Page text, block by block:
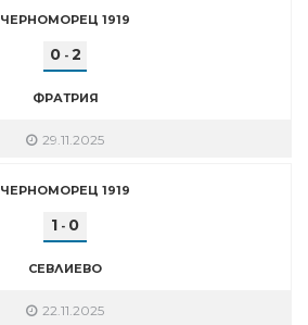
ЧЕРНОМОРЕЦ 1919
0- 2
ФРАТРИЯ
29.11.2025
ЧЕРНОМОРЕЦ 1919
1 - 0
СЕВЛИЕВО
22.11.2025